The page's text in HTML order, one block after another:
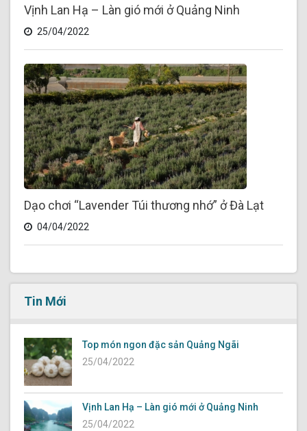
Vịnh Lan Hạ – Làn gió mới ở Quảng Ninh
25/04/2022
Dạo chơi “Lavender Túi thương nhớ” ở Đà Lạt
04/04/2022
Tin Mới
Top món ngon đặc sản Quảng Ngãi
25/04/2022
Vịnh Lan Hạ – Làn gió mới ở Quảng Ninh
25/04/2022